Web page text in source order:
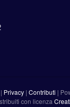
| Privacy | Contributi |
con licenza